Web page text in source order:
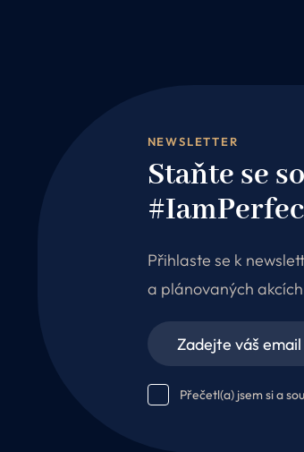
NEWSLETTER
Staňte se
Přihlaste se k
a plánovaných
Přečetl(a) jsem si a